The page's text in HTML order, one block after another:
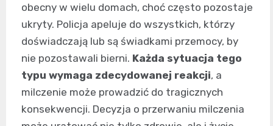
obecny w wielu domach, choć często pozostaje
ukryty. Policja apeluje do wszystkich, którzy
doświadczają lub są świadkami przemocy, by
nie pozostawali bierni. Każda sytuacja tego
typu wymaga zdecydowanej reakcji, a
milczenie może prowadzić do tragicznych
konsekwencji. Decyzja o przerwaniu milczenia